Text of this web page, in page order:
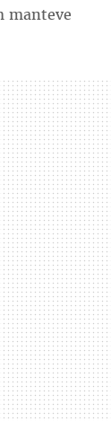
manteve